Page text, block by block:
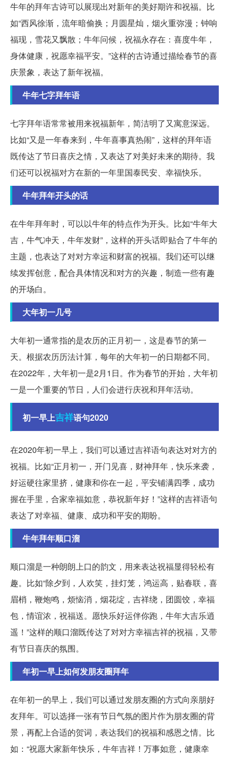
牛年的拜年古诗可以展现出对新年的美好期许和祝福。比
如“西风徐渐，流年暗偷换；月圆星灿，烟火重弥漫；钟响
福现，雪花又飘散；牛年问候，祝福永存在：喜度牛年，
身体健康，祝愿幸福平安。”这样的古诗通过描绘春节的喜
庆景象，表达了新年祝福。
牛年七字拜年语
七字拜年语常常被用来祝福新年，简洁明了又寓意深远。
比如“又是一年春来到，牛年喜事真热闹”，这样的拜年语
既传达了节日喜庆之情，又表达了对美好未来的期待。我
们还可以祝福对方在新的一年里国泰民安、幸福快乐。
牛年拜年开头的话
在牛年拜年时，可以以牛年的特点作为开头。比如“牛年大
吉，牛气冲天，牛年发财”，这样的开头话即贴合了牛年的
主题，也表达了对对方幸运和财富的祝福。我们还可以继
续发挥创意，配合具体情况和对方的兴趣，制造一些有趣
的开场白。
大年初一几号
大年初一通常指的是农历的正月初一，这是春节的第一
天。根据农历历法计算，每年的大年初一的日期都不同。
在2022年，大年初一是2月1日。作为春节的开始，大年初
一是一个重要的节日，人们会进行庆祝和拜年活动。
初一早上吉祥语句2020
在2020年初一早上，我们可以通过吉祥语句表达对对方的
祝福。比如“正月初一，开门见喜，财神拜年，快乐来袭，
好运硬往家里挤，健康和你在一起，平安铺满四季，成功
握在手里，合家幸福如意，恭祝新年好！”这样的吉祥语句
表达了对幸福、健康、成功和平安的期盼。
牛年拜年顺口溜
顺口溜是一种朗朗上口的韵文，用来表达祝福显得轻松有
趣。比如“除夕到，人欢笑，挂灯笼，鸿运高，贴春联，喜
眉梢，鞭炮鸣，烦恼消，烟花绽，吉祥绕，团圆饺，幸福
包，情谊浓，祝福送。愿快乐好运伴你跑，牛年大吉乐逍
遥！”这样的顺口溜既传达了对对方幸福吉祥的祝福，又带
有节日喜庆的氛围。
年初一早上如何发朋友圈拜年
在年初一的早上，我们可以通过发朋友圈的方式向亲朋好
友拜年。可以选择一张有节日气氛的图片作为朋友圈的背
景，再配上合适的贺词，表达我们的祝福和感恩之情。比
如：“祝愿大家新年快乐，牛年吉祥！万事如意，健康幸